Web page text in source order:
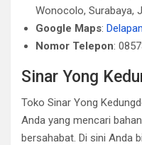
Wonocolo, Surabaya,
Google Maps:
Nomor Telepon:
Sinar Yong
Toko Sinar Yong
Anda yang mencari
bersahabat. Di sini Anda